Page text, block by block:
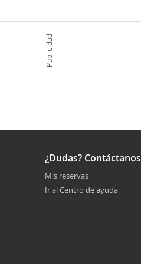
Publicidad
¿Dudas? Contáctanos
Mis reservas
Ir al Centro de ayuda